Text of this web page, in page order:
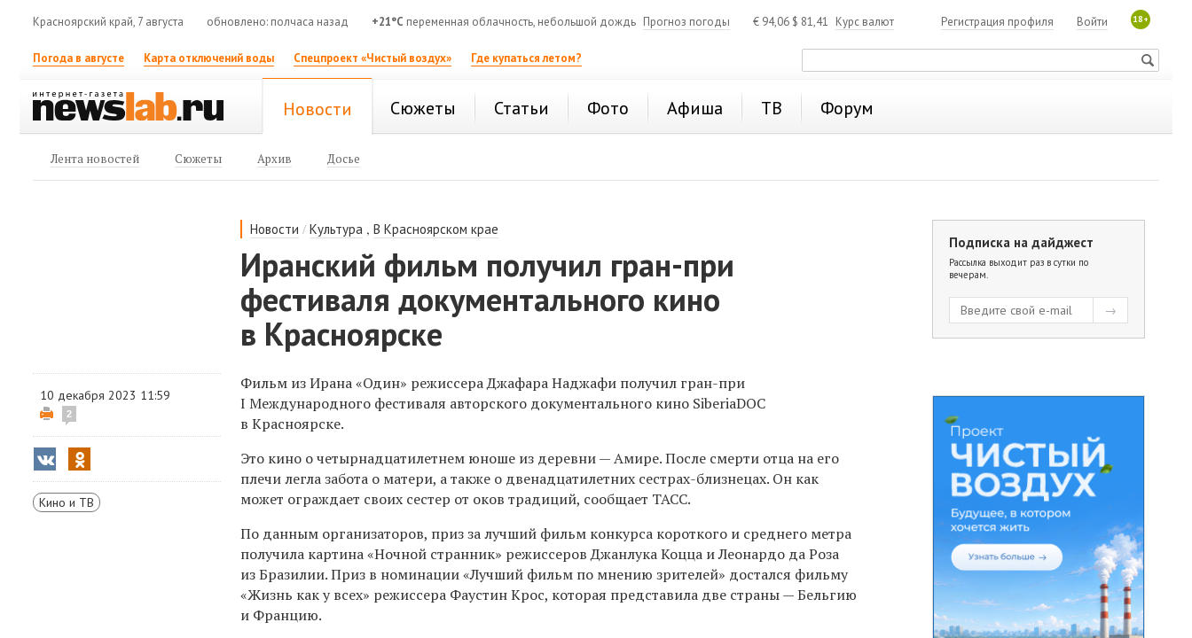
Красноярский край, 7 августа обновлено: полчаса назад +21°C переменная облачность, небольшой дождь Прогноз погоды € 94,06 $ 81,41 Курс валют 18+
Войти
Регистрация профиля
Погода в августе Карта отключений воды Спецпроект «Чистый воздух» Где купаться летом?
Новости Сюжеты Статьи Фото Афиша ТВ Форум
Лента новостей Сюжеты Архив Досье
Новости /Культура ,В Красноярском крае
Иранский фильм получил гран-при
фестиваля документального кино
в Красноярске
10 декабря 2023 11:59
2
Кино и ТВ
Фильм из Ирана «Один» режиссера Джафара Наджафи получил гран-при
I Международного фестиваля авторского документального кино SiberiaDOC
в Красноярске.
Это кино о четырнадцатилетнем юноше из деревни — Амире. После смерти отца на его
плечи легла забота о матери, а также о двенадцатилетних сестрах-близнецах. Он как
может ограждает своих сестер от оков традиций, сообщает ТАСС.
По данным организаторов, приз за лучший фильм конкурса короткого и среднего метра
получила картина «Ночной странник» режиссеров Джанлука Коцца и Леонардо да Роза
из Бразилии. Приз в номинации «Лучший фильм по мнению зрителей» достался фильму
«Жизнь как у всех» режиссера Фаустин Крос, которая представила две страны — Бельгию
и Францию.
Подписка на дайджест
Рассылка выходит раз в сутки по
вечерам.